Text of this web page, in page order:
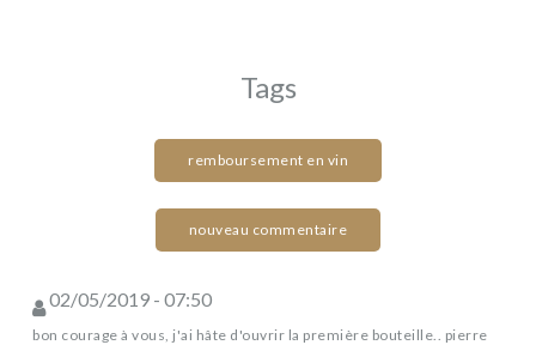
Tags
remboursement en vin
nouveau commentaire
02/05/2019 - 07:50
bon courage à vous, j'ai hâte d'ouvrir la première bouteille.. pierre